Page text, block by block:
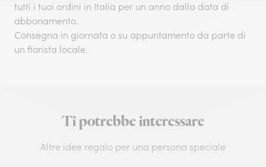
tutti i tuoi ordini in Italia per un anno dalla data di
abbonamento.
Consegna in giornata o su appuntamento da parte di
un fiorista locale.
Ti potrebbe interessare
Altre idee regalo per una persona speciale